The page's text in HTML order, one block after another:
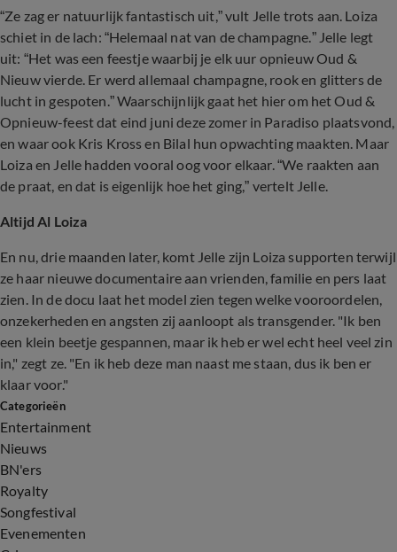
“Ze zag er natuurlijk fantastisch uit,” vult Jelle trots aan. Loiza
schiet in de lach: “Helemaal nat van de champagne.” Jelle legt
uit: “Het was een feestje waarbij je elk uur opnieuw Oud &
Nieuw vierde. Er werd allemaal champagne, rook en glitters de
lucht in gespoten.” Waarschijnlijk gaat het hier om het Oud &
Opnieuw-feest dat eind juni deze zomer in Paradiso plaatsvond,
en waar ook Kris Kross en Bilal hun opwachting maakten. Maar
Loiza en Jelle hadden vooral oog voor elkaar. “We raakten aan
de praat, en dat is eigenlijk hoe het ging,” vertelt Jelle.
Altijd Al Loiza
En nu, drie maanden later, komt Jelle zijn Loiza supporten terwijl
ze haar nieuwe documentaire aan vrienden, familie en pers laat
zien. In de docu laat het model zien tegen welke vooroordelen,
onzekerheden en angsten zij aanloopt als transgender. "Ik ben
een klein beetje gespannen, maar ik heb er wel echt heel veel zin
in," zegt ze. "En ik heb deze man naast me staan, dus ik ben er
klaar voor."
Categorieën
Entertainment
Nieuws
BN'ers
Royalty
Songfestival
Evenementen